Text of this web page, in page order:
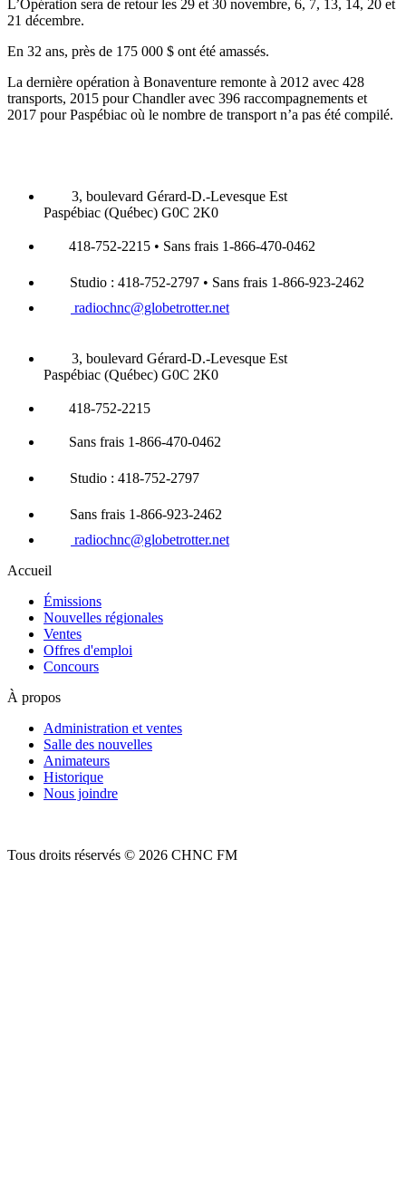
L’Opération sera de retour les 29 et 30 novembre, 6, 7, 13, 14, 20 et
21 décembre.
En 32 ans, près de 175 000 $ ont été amassés.
La dernière opération à Bonaventure remonte à 2012 avec 428
transports, 2015 pour Chandler avec 396 raccompagnements et
2017 pour Paspébiac où le nombre de transport n’a pas été compilé.
3, boulevard Gérard-D.-Levesque Est
Paspébiac (Québec) G0C 2K0
418-752-2215 • Sans frais 1-866-470-0462
Studio : 418-752-2797 • Sans frais 1-866-923-2462
radiochnc@globetrotter.net
3, boulevard Gérard-D.-Levesque Est
Paspébiac (Québec) G0C 2K0
418-752-2215
Sans frais 1-866-470-0462
Studio : 418-752-2797
Sans frais 1-866-923-2462
radiochnc@globetrotter.net
Accueil
Émissions
Nouvelles régionales
Ventes
Offres d'emploi
Concours
À propos
Administration et ventes
Salle des nouvelles
Animateurs
Historique
Nous joindre
Tous droits réservés © 2026 CHNC FM